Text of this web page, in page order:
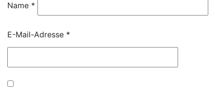
Name *
E-Mail-Adresse *